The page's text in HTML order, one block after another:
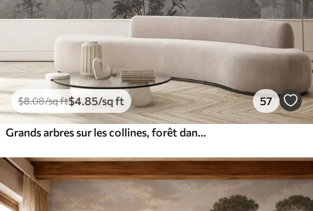
$8.08/sq ft$4.85/sq ft 57
Grands arbres sur les collines, forêt dans le brouillard